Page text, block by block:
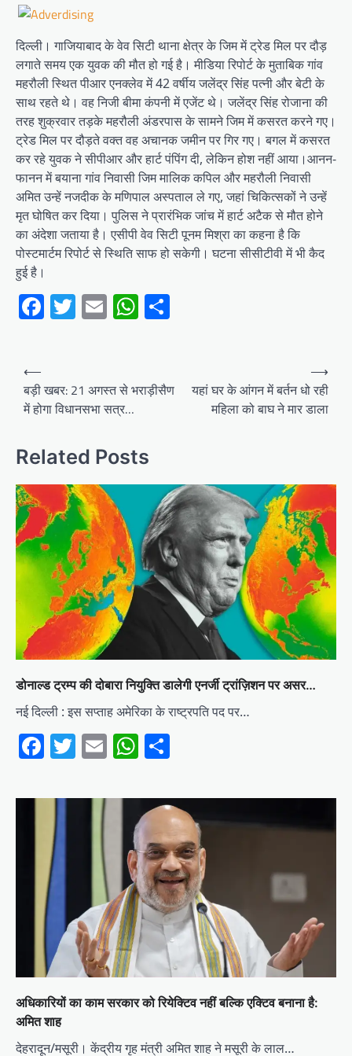
दिल्ली। गाजियाबाद के वेव सिटी थाना क्षेत्र के जिम में ट्रेड मिल पर दौड़
लगाते समय एक युवक की मौत हो गई है। मीडिया रिपोर्ट के मुताबिक गांव
महरौली स्थित पीआर एनक्लेव में 42 वर्षीय जलेंद्र सिंह पत्नी और बेटी के
साथ रहते थे। वह निजी बीमा कंपनी में एजेंट थे। जलेंद्र सिंह रोजाना की
तरह शुक्रवार तड़के महरौली अंडरपास के सामने जिम में कसरत करने गए।
ट्रेड मिल पर दौड़ते वक्त वह अचानक जमीन पर गिर गए। बगल में कसरत
कर रहे युवक ने सीपीआर और हार्ट पंपिंग दी, लेकिन होश नहीं आया।आनन-
फानन में बयाना गांव निवासी जिम मालिक कपिल और महरौली निवासी
अमित उन्हें नजदीक के मणिपाल अस्पताल ले गए, जहां चिकित्सकों ने उन्हें
मृत घोषित कर दिया। पुलिस ने प्रारंभिक जांच में हार्ट अटैक से मौत होने
का अंदेशा जताया है। एसीपी वेव सिटी पूनम मिश्रा का कहना है कि
पोस्टमार्टम रिपोर्ट से स्थिति साफ हो सकेगी। घटना सीसीटीवी में भी कैद
हुई है।
Facebook
Twitter
EmailWhatsApp
Post
navigation
⟵
बड़ी खबर: 21 अगस्त से भराड़ीसैण
में होगा विधानसभा सत्र…
यहां घर के आंगन में बर्तन धो रही
महिला को बाघ ने मार डाला
⟶
Related Posts
डोनाल्ड ट्रम्प की दोबारा नियुक्ति डालेगी एनर्जी ट्रांज़िशन पर असर…
नई दिल्ली : इस सप्ताह अमेरिका के राष्ट्रपति पद पर…
Facebook
Twitter
EmailWhatsApp
अधिकारियों का काम सरकार को रियेक्टिव नहीं बल्कि एक्टिव बनाना है:
अमित शाह
देहरादून/मसूरी। केंद्रीय गृह मंत्री अमित शाह ने मसूरी के लाल…